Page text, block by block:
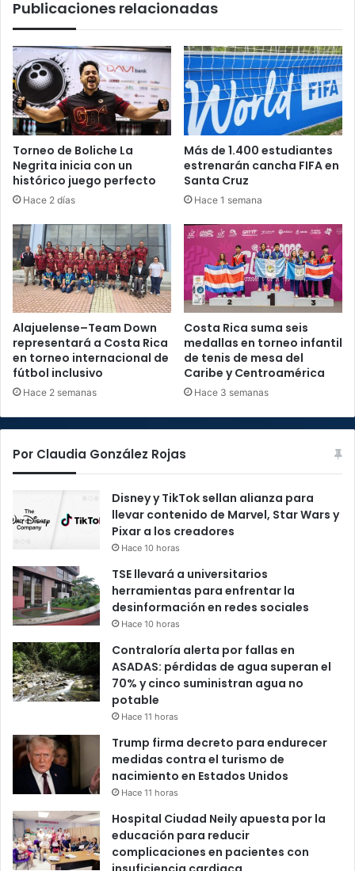
Publicaciones relacionadas
Torneo de Boliche La
Negrita inicia con un
histórico juego perfecto
Hace 2 días
Más de 1.400 estudiantes
estrenarán cancha FIFA en
Santa Cruz
Hace 1 semana
Alajuelense–Team Down
representará a Costa Rica
en torneo internacional de
fútbol inclusivo
Hace 2 semanas
Costa Rica suma seis
medallas en torneo infantil
de tenis de mesa del
Caribe y Centroamérica
Hace 3 semanas
Por Claudia González Rojas
Disney y TikTok sellan alianza para
llevar contenido de Marvel, Star Wars y
Pixar a los creadores
Hace 10 horas
TSE llevará a universitarios
herramientas para enfrentar la
desinformación en redes sociales
Hace 10 horas
Contraloría alerta por fallas en
ASADAS: pérdidas de agua superan el
70% y cinco suministran agua no
potable
Hace 11 horas
Trump firma decreto para endurecer
medidas contra el turismo de
nacimiento en Estados Unidos
Hace 11 horas
Hospital Ciudad Neily apuesta por la
educación para reducir
complicaciones en pacientes con